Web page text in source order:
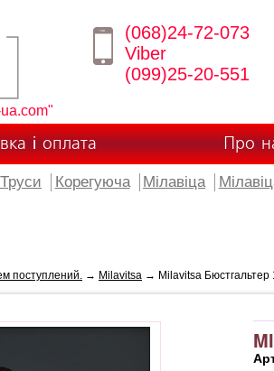
(068)24-72-073
Viber
(099)25-20-551
і оплата Про
Труси Корегуюча Мілавіца
поступлений. → Milavitsa → Milavitsa Бюстгальтер